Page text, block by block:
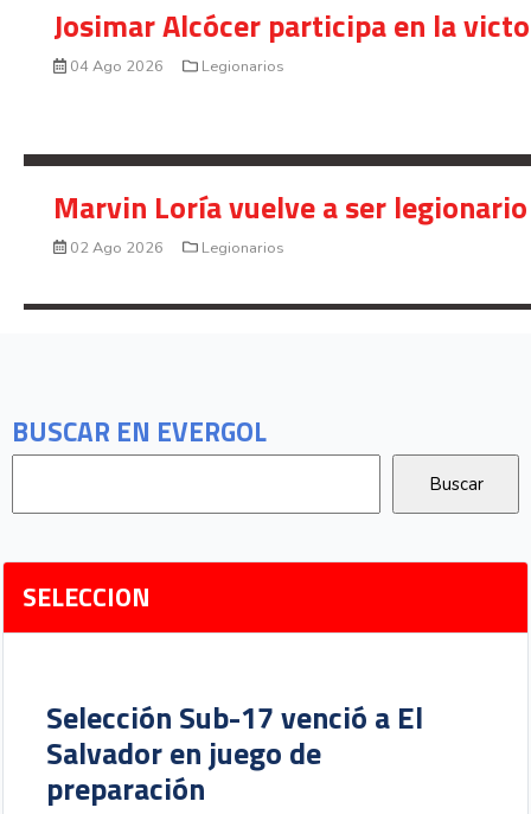
BUSCAR EN EVERGOL
SELECCION
Selección Sub-17 venció a El
Salvador en juego de
preparación
Josimar Alcócer participa en la
04 Ago 2026 Legionarios
Marvin Loría vuelve a ser
02 Ago 2026 Legionarios